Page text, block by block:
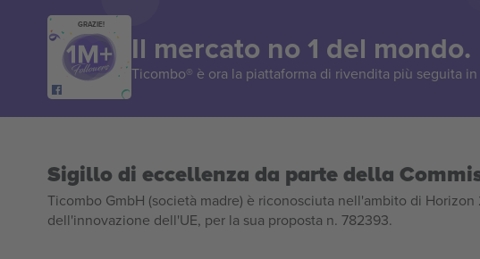
GRAZIE!
Il mercato no 1 del mondo.
Ticombo® è ora la piattaforma di rivendita più seguita in
Sigillo di eccellenza da parte della
Ticombo GmbH (società madre) è riconosciuta nell'ambito di
dell'innovazione dell'UE, per la sua proposta n. 782393.